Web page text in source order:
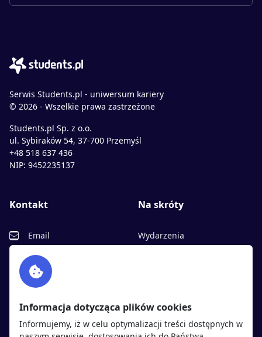
Serwis Students.pl - uniwersum kariery
© 2026 - Wszelkie prawa zastrzeżone
Students.pl Sp. z o.o.
ul. Sybiraków 54, 37-700 Przemyśl
+48 518 637 436
NIP: 9452235137
Kontakt
Email
Facebook
Twitter
Na skróty
Wydarzenia
Polityka cookies
Polityka prywatności
Informacja dotycząca plików cookies
Informujemy, iż w celu optymalizacji treści dostępnych w